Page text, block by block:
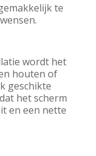
te
wordt het
houten of
geschikte
het scherm
en een nette